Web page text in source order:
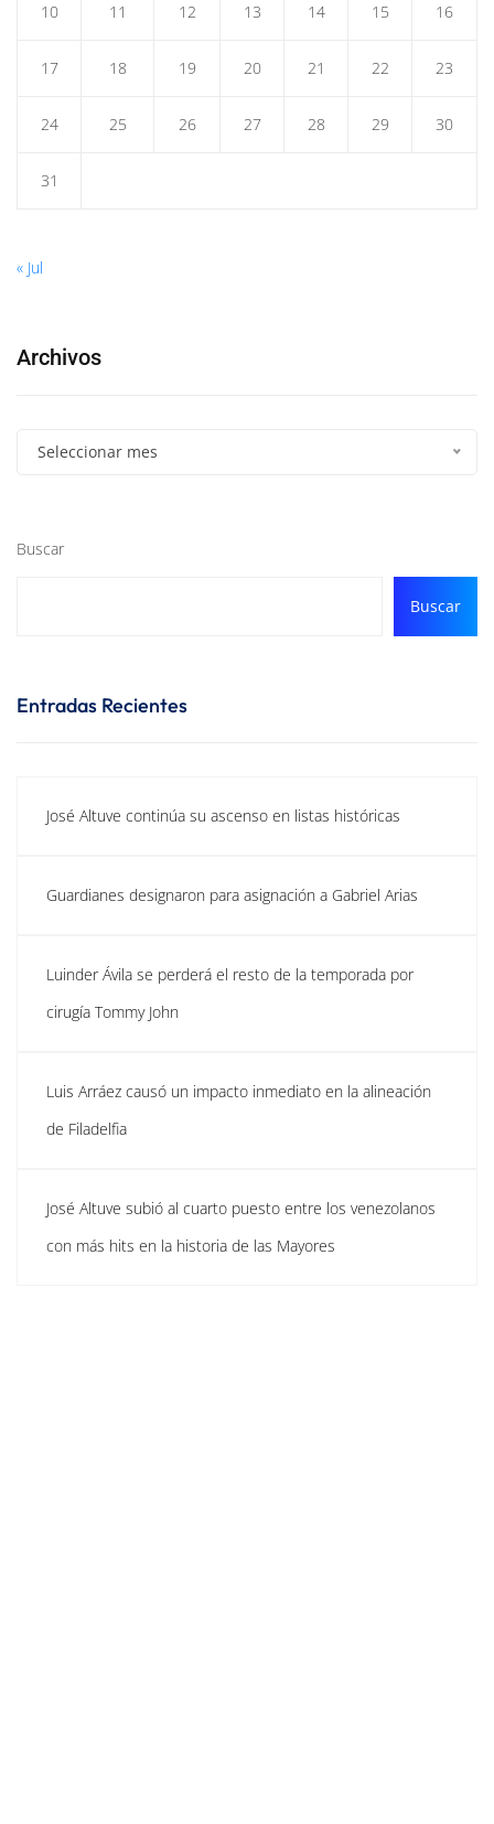
10 11 12 13 14 15 16
17 18 19 20 21 22 23
24 25 26 27 28 29 30
31
« Jul
Archivos
Seleccionar mes
Buscar
Buscar
Entradas Recientes
José Altuve continúa su ascenso en listas históricas
Guardianes designaron para asignación a Gabriel Arias
Luinder Ávila se perderá el resto de la temporada por
cirugía Tommy John
Luis Arráez causó un impacto inmediato en la alineación
de Filadelfia
José Altuve subió al cuarto puesto entre los venezolanos
con más hits en la historia de las Mayores